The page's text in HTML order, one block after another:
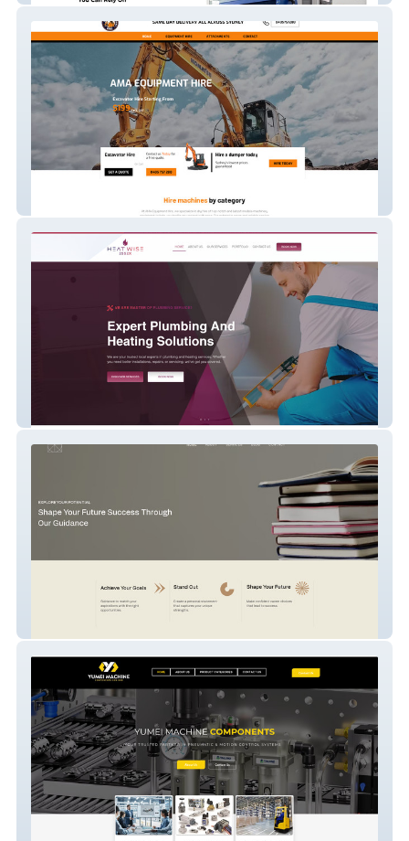
Plumbing And Heating Solutions
PNEUMATIC & MOTION CONTROL